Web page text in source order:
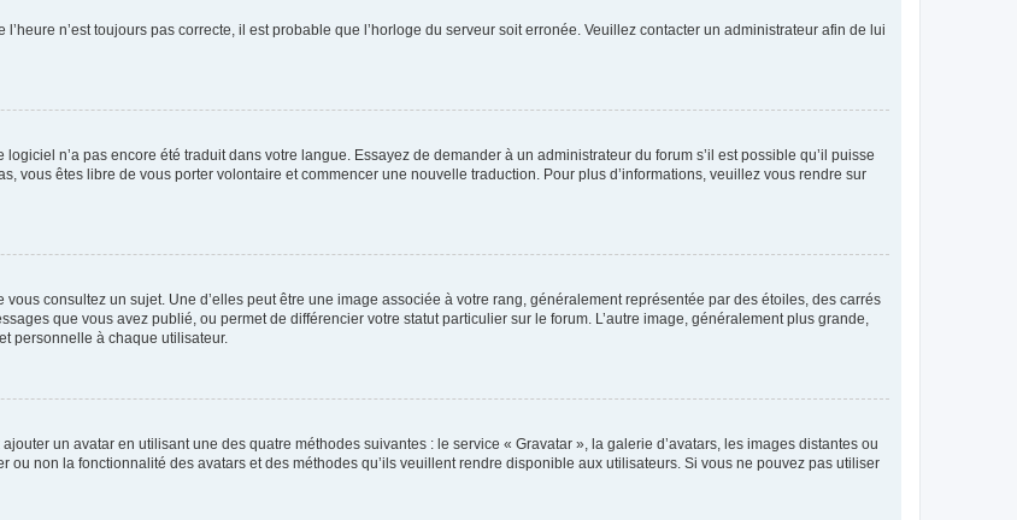
n’est toujours pas correcte, il est probable que l’horloge du serveur soit erronée. Veuillez contacter un administrateur afin de lui
n’a pas encore été traduit dans votre langue. Essayez de demander à un administrateur du forum s’il est possible qu’il puisse
vous êtes libre de vous porter volontaire et commencer une nouvelle traduction. Pour plus d’informations, veuillez vous rendre sur
consultez un sujet. Une d’elles peut être une image associée à votre rang, généralement représentée par des étoiles, des carrés
que vous avez publié, ou permet de différencier votre statut particulier sur le forum. L’autre image, généralement plus grande,
personnelle à chaque utilisateur.
un avatar en utilisant une des quatre méthodes suivantes : le service « Gravatar », la galerie d’avatars, les images distantes ou
ou non la fonctionnalité des avatars et des méthodes qu’ils veuillent rendre disponible aux utilisateurs. Si vous ne pouvez pas utiliser